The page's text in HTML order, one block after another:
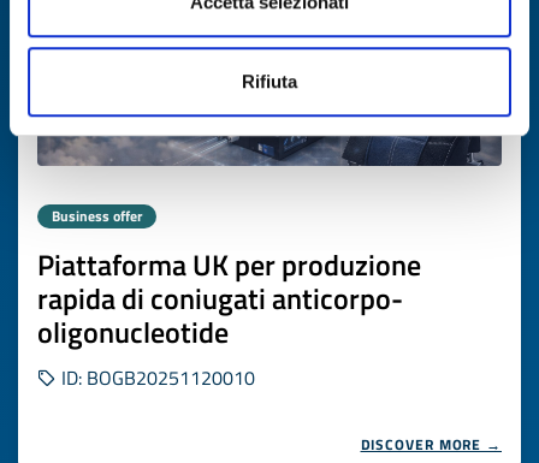
Rifiuta
Business offer
Piattaforma UK per produzione
rapida di coniugati anticorpo-
oligonucleotide
ID: BOGB20251120010
DISCOVER MORE →